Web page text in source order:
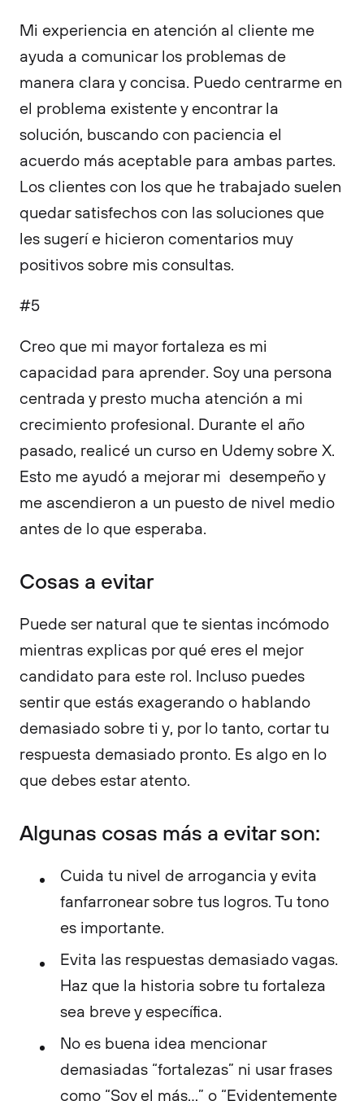
Mi experiencia en atención al cliente me
ayuda a comunicar los problemas de
manera clara y concisa. Puedo centrarme en
el problema existente y encontrar la
solución, buscando con paciencia el
acuerdo más aceptable para ambas partes.
Los clientes con los que he trabajado suelen
quedar satisfechos con las soluciones que
les sugerí e hicieron comentarios muy
positivos sobre mis consultas.
#5
Creo que mi mayor fortaleza es mi
capacidad para aprender. Soy una persona
centrada y presto mucha atención a mi
crecimiento profesional. Durante el año
pasado, realicé un curso en Udemy sobre X.
Esto me ayudó a mejorar mi desempeño y
me ascendieron a un puesto de nivel medio
antes de lo que esperaba.
Cosas a evitar
Puede ser natural que te sientas incómodo
mientras explicas por qué eres el mejor
candidato para este rol. Incluso puedes
sentir que estás exagerando o hablando
demasiado sobre ti y, por lo tanto, cortar tu
respuesta demasiado pronto. Es algo en lo
que debes estar atento.
Algunas cosas más a evitar son:
Cuida tu nivel de arrogancia y evita
fanfarronear sobre tus logros. Tu tono
es importante.
Evita las respuestas demasiado vagas.
Haz que la historia sobre tu fortaleza
sea breve y específica.
No es buena idea mencionar
demasiadas “fortalezas” ni usar frases
como “Soy el más…” o “Evidentemente